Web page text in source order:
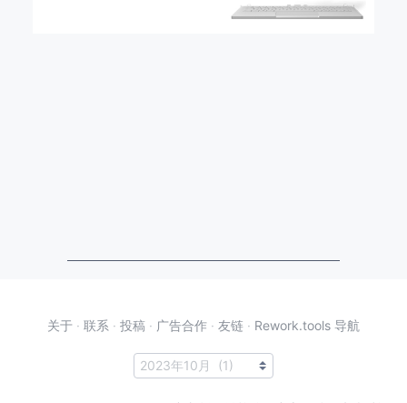
关于 · 联系 · 投稿 · 广告合作 · 友链 · Rework.tools 导航